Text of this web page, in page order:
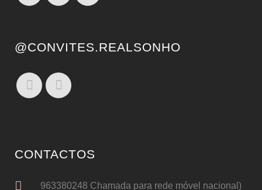
@CONVITES.REALSONHO
CONTACTOS
963380248 Chamada para rede móvel nacional)